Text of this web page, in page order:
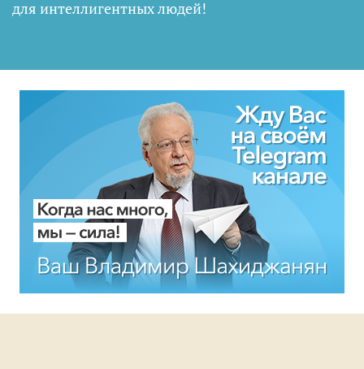
для интеллигентных людей!